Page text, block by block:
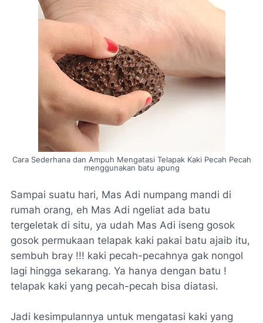
Cara Sederhana dan Ampuh Mengatasi Telapak Kaki Pecah Pecah
menggunakan batu apung
Sampai suatu hari, Mas Adi numpang mandi di
rumah orang, eh Mas Adi ngeliat ada batu
tergeletak di situ, ya udah Mas Adi iseng gosok
gosok permukaan telapak kaki pakai batu ajaib itu,
sembuh bray !!! kaki pecah-pecahnya gak nongol
lagi hingga sekarang. Ya hanya dengan batu !
telapak kaki yang pecah-pecah bisa diatasi.
Jadi kesimpulannya untuk mengatasi kaki yang